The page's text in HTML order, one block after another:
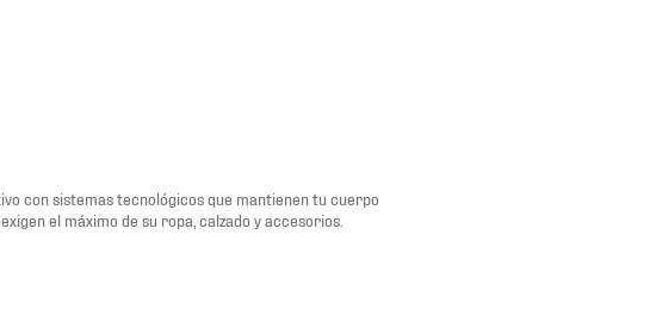
con sistemas tecnológicos que mantienen tu cuerpo
el máximo de su ropa, calzado y accesorios.